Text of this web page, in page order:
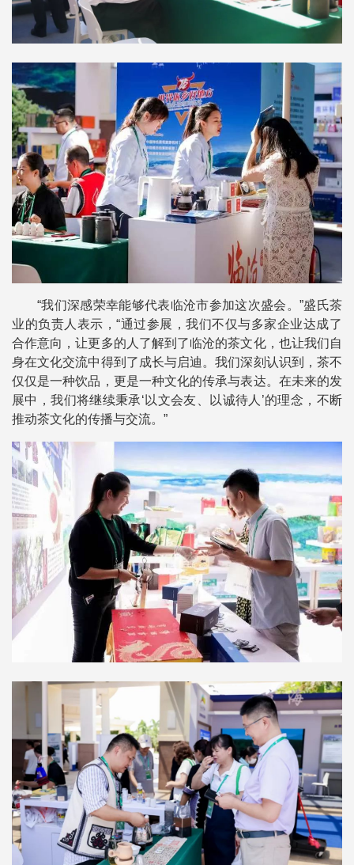
“我们深感荣幸能够代表临沧市参加这次盛会。”盛氏茶
业的负责人表示，“通过参展，我们不仅与多家企业达成了
合作意向，让更多的人了解到了临沧的茶文化，也让我们自
身在文化交流中得到了成长与启迪。我们深刻认识到，茶不
仅仅是一种饮品，更是一种文化的传承与表达。在未来的发
展中，我们将继续秉承‘以文会友、以诚待人’的理念，不断
推动茶文化的传播与交流。”